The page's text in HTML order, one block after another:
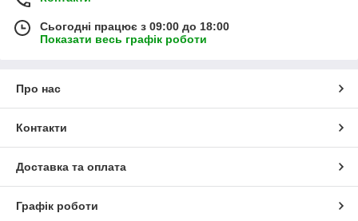
Сьогодні працює з 09:00 до 18:00
Показати весь графік роботи
Про нас
Контакти
Доставка та оплата
Графік роботи